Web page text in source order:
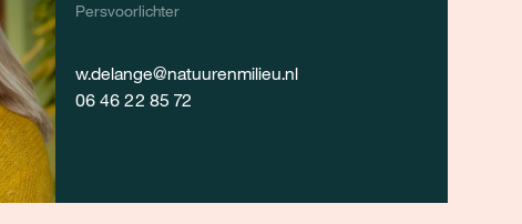
Persvoorlichter
w.delange@natuurenmilieu.nl
06 46 22 85 72